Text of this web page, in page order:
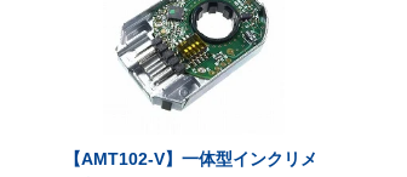
【AMT102-V】一体型インクリメ